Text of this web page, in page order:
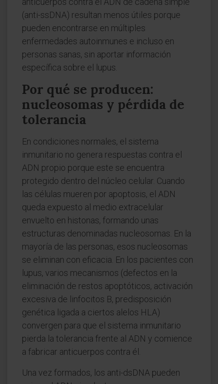
(anti-ssDNA) resultan menos útiles porque
pueden encontrarse en múltiples
enfermedades autoinmunes e incluso en
personas sanas, sin aportar información
específica sobre el lupus.
Por qué se producen:
nucleosomas y pérdida de
tolerancia
En condiciones normales, el sistema
inmunitario no genera respuestas contra el
ADN propio porque este se encuentra
protegido dentro del núcleo celular. Cuando
las células mueren por apoptosis, el ADN
queda expuesto al medio extracelular
envuelto en histonas, formando unas
estructuras denominadas nucleosomas. En la
mayoría de las personas, esos nucleosomas
se eliminan con eficacia. En los pacientes con
lupus, varios mecanismos (defectos en la
eliminación de restos apoptóticos, activación
excesiva de linfocitos B, predisposición
genética ligada a ciertos alelos HLA)
convergen para que el sistema inmunitario
pierda la tolerancia frente al ADN y comience
a fabricar anticuerpos contra él.
Una vez formados, los anti-dsDNA pueden